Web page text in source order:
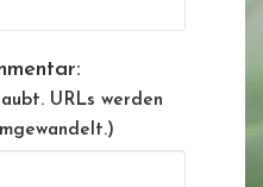
URLs werden